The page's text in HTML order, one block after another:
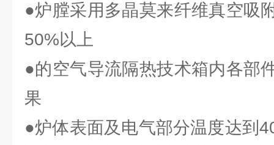
●炉膛采用多晶莫来纤维真空吸
50%以上
●的空气导流隔热技术箱内各部
果
●炉体表面及电气部分温度达到